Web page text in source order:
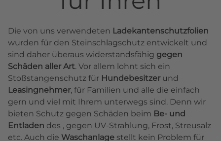
Die von uns verwendeten Ladekantenschutzfolien
wurden für den Steinschlagschutz entwickelt und
sind daher überaus widerstandsfähig gegen
Schäden aller Art. Vor allem lohnt sich ein
Stoßstangenschutz für Hundebesitzerund
Leasingnehmer, für Familien und alle die einfach
gern und viel mit Ihrem unterwegs sind. Denn wir
bieten Schutz gegen Schäden beim Be- und
Entladen des , gegen UV-Strahlung, Frost, Streusalz
etc. Auch die Waschanlage stellt kein Problem für